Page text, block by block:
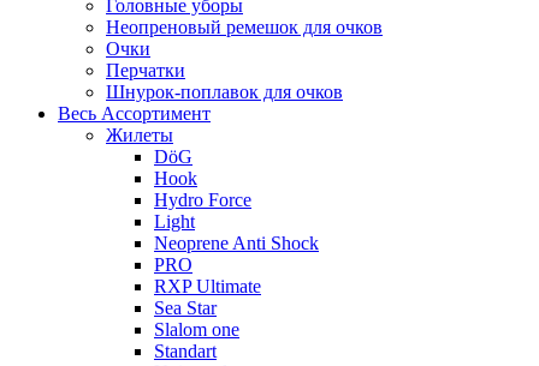
Головные уборы
Неопреновый ремешок для очков
Очки
Перчатки
Шнурок-поплавок для очков
Весь Ассортимент
Жилеты
DöG
Hook
Hydro Force
Light
Neoprene Anti Shock
PRO
RXP Ultimate
Sea Star
Slalom one
Standart